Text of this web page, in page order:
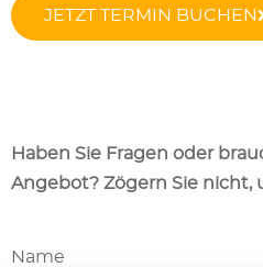
JETZT TERMIN BUCHEN
Haben Sie Fragen oder
Angebot? Zögern Sie nicht,
Name